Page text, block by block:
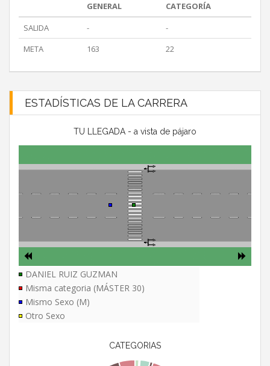
GENERAL
CATEGORÍA
SALIDA
-
-
META
163 22
ESTADÍSTICAS DE LA CARRERA
TU LLEGADA - a vista de pájaro
DANIEL RUIZ GUZMAN
Misma categoria (MÁSTER 30)
Mismo Sexo (M)
Otro Sexo
CATEGORIAS